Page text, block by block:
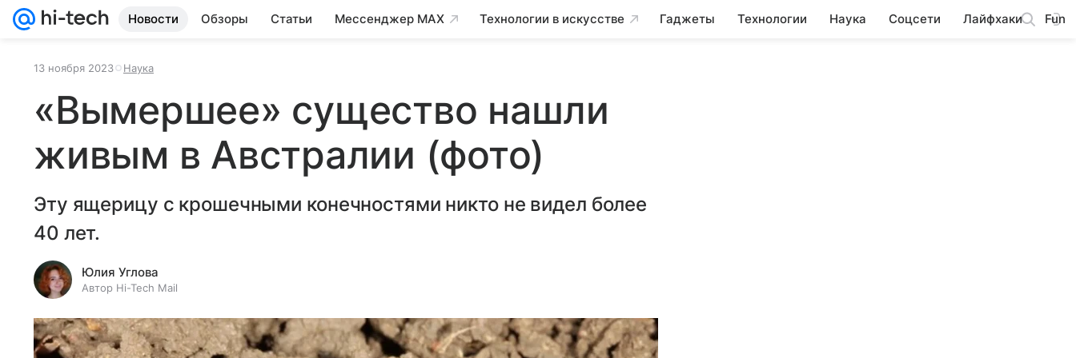
Новости Обзоры Статьи Мессенджер MAX Технологии в искусстве Гаджеты Технологии Наука Соцсети Лайфхаки Fun
13 ноября 2023 Наука
«Вымершее» существо нашли
живым в Австралии (фото)
Эту ящерицу с крошечными конечностями никто не видел более
40 лет.
Юлия Углова
Автор Hi-Tech Mail